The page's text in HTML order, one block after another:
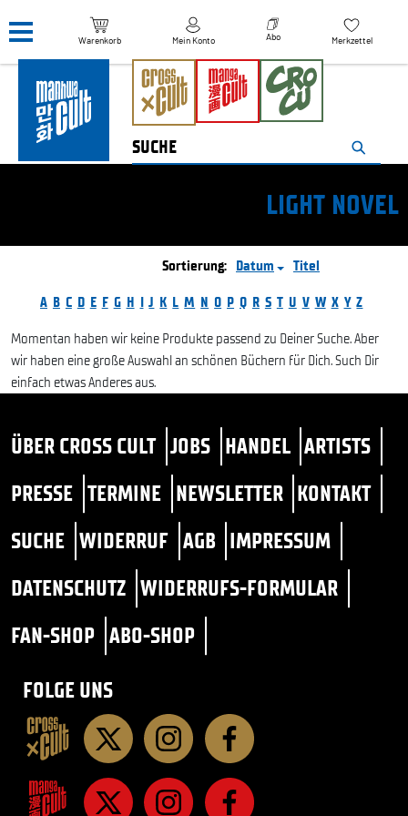
Warenkorb Mein Konto Abo Merkzettel
LIGHT NOVEL
Sortierung: Datum Titel
A B C D E F G H I J K L M N O P Q R S T U V W X Y Z
Momentan haben wir keine Produkte passend zu Deiner Suche. Aber
wir haben eine große Auswahl an schönen Büchern für Dich. Such Dir
einfach etwas Anderes aus.
ÜBER CROSS CULT JOBS HANDEL ARTISTS
PRESSE TERMINE NEWSLETTER KONTAKT
SUCHE WIDERRUF AGB IMPRESSUM
DATENSCHUTZ WIDERRUFS-FORMULAR
FAN-SHOP ABO-SHOP
FOLGE UNS